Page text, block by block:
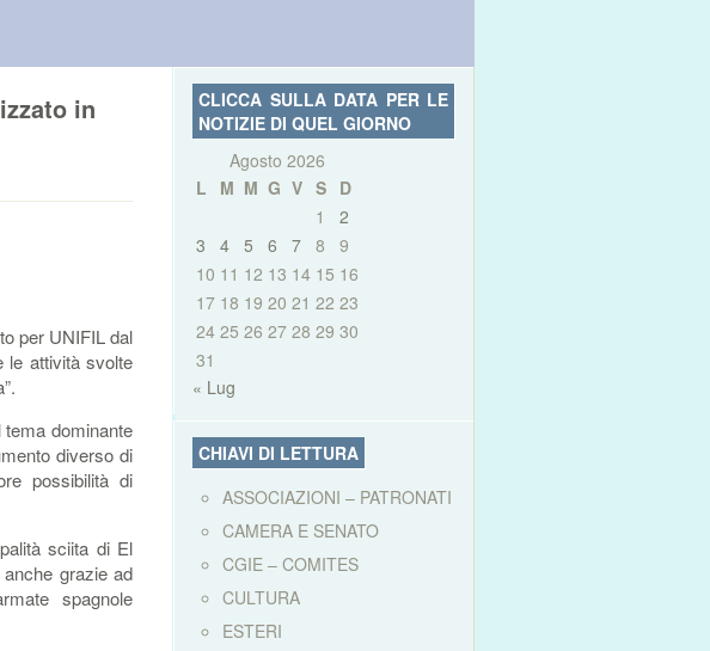
in
per UNIFIL dal
le attività svolte
dominante
diverso di
possibilità di
sciita di El
grazie ad
spagnole
CLICCA SULLA DATA PER LE
NOTIZIE DI QUEL GIORNO
Agosto 2026
L
M M G V S D
1
2
3
4 5 6 7 8
9
10 11 12 13 14 15 16
17 18 19 20 21 22 23
24 25 26 27 28 29 30
31
« Lug
CHIAVI DI LETTURA
ASSOCIAZIONI – PATRONATI
CAMERA E SENATO
CGIE – COMITES
CULTURA
ESTERI